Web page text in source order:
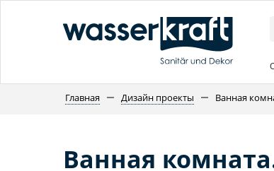
Главная Дизайн проекты Ванная
Ванная